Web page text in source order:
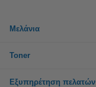
Μελάνια
Toner
Εξυπηρέτηση πελατών